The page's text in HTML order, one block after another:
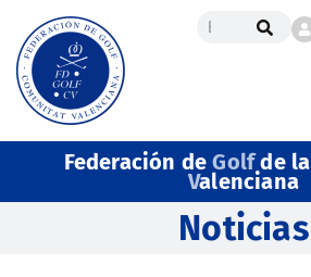
Federación deGolfde la
Valenciana
Noticias